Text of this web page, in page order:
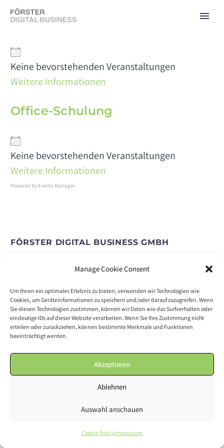
Manage Cookie Consent
Um Ihnen ein optimales Erlebnis zu bieten, verwenden wir Technologien wie
Cookies, um Geräteinformationen zu speichern und/oder darauf zuzugreifen. Wenn
Sie diesen Technologien zustimmen, können wir Daten wie das Surfverhalten oder
eindeutige IDs auf dieser Website verarbeiten. Wenn Sie Ihre Zustimmung nicht
erteilen oder zurückziehen, können bestimmte Merkmale und Funktionen
beeinträchtigt werden.
Akzeptieren
Ablehnen
Auswahl anschauen
Cookie PolicyImpressum
Java-Schulung
Keine bevorstehenden Veranstaltungen
Weitere Informationen
Office-Schulung
Keine bevorstehenden Veranstaltungen
Weitere Informationen
Powered by Events Manager
FÖRSTER DIGITAL BUSINESS GMBH
Telefon: +49 (211) 54 24 71 77
info@foerster-digital-business.de
Home
Impressum & Datenschutz